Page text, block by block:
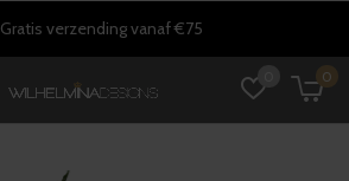
0
Gratis verzending vanaf €75